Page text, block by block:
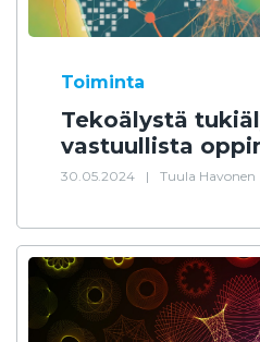
Toiminta
Tekoälystä
vastuullista
30.05.2024 | Tuula Havonen